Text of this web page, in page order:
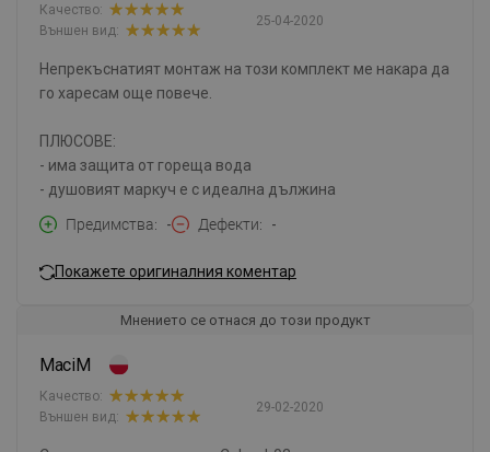
25-04-2020
Качество:
Външен вид:
Непрекъснатият монтаж на този комплект ме накара да
го харесам още повече.
ПЛЮСОВЕ:
- има защита от гореща вода
- душовият маркуч е с идеална дължина
Предимства
- Дефекти -
Покажете оригиналния коментар
Мнението се отнася до този продукт
MaciM
29-02-2020
Качество:
Външен вид: